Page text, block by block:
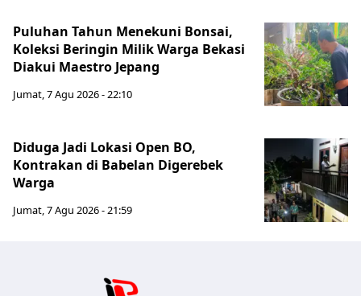
Puluhan Tahun Menekuni Bonsai,
Koleksi Beringin Milik Warga Bekasi
Diakui Maestro Jepang
Jumat, 7 Agu 2026 - 22:10
Diduga Jadi Lokasi Open BO,
Kontrakan di Babelan Digerebek
Warga
Jumat, 7 Agu 2026 - 21:59